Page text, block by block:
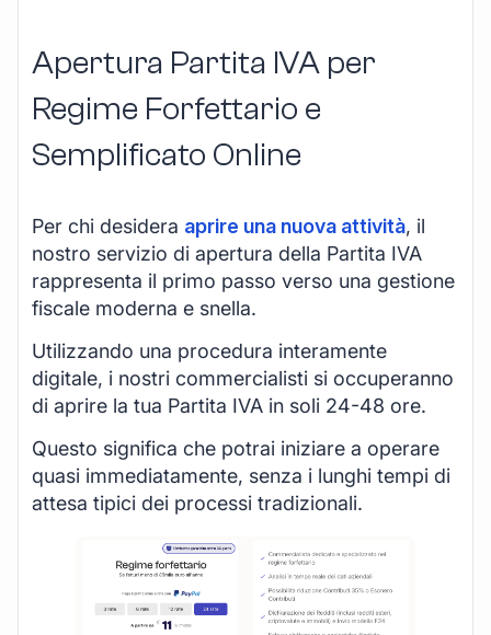
Apertura Partita IVA per
Regime Forfettario e
Semplificato Online
Per chi desidera aprire una nuova attività, il
nostro servizio di apertura della Partita IVA
rappresenta il primo passo verso una gestione
fiscale moderna e snella.
Utilizzando una procedura interamente
digitale, i nostri commercialisti si occuperanno
di aprire la tua Partita IVA in soli 24-48 ore.
Questo significa che potrai iniziare a operare
quasi immediatamente, senza i lunghi tempi di
attesa tipici dei processi tradizionali.